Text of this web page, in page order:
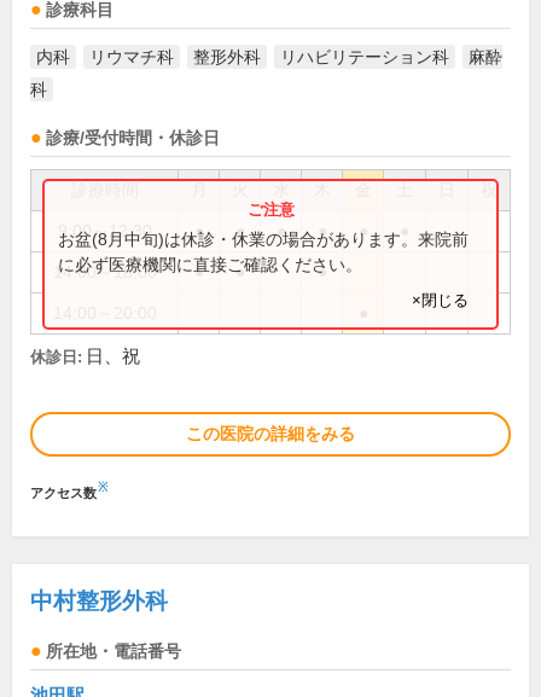
診療科目
内科 リウマチ科 整形外科 リハビリテーション科
麻酔
科
診療/受付時間・休診日
祝
9:00～12:30 ● ● ● ● ●
14:00～18:00 ● ● ●
お盆(8月中旬)は休診・休業の場合があります。来院前
に必ず医療機関に直接ご確認ください。
×閉じる
休診日: 日、祝
この医院の詳細をみる
アクセス数※
中村整形外科
所在地・電話番号